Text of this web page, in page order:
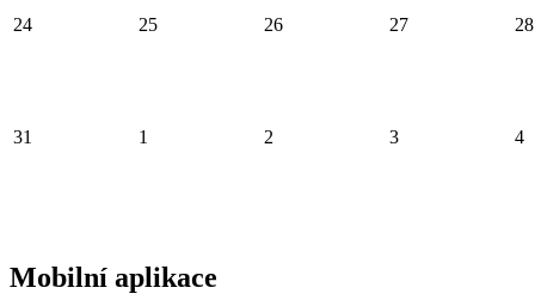
24 25 26 27 28
31 1 2 3 4
Mobilní aplikace